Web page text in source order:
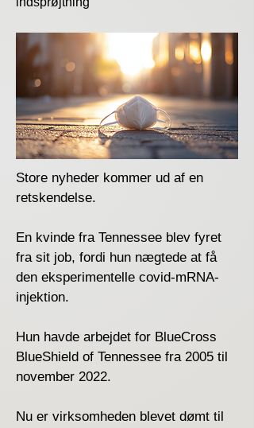
Store nyheder kommer ud af en
retskendelse.
En kvinde fra Tennessee blev fyret
fra sit job, fordi hun nægtede at få
den eksperimentelle covid-mRNA-
injektion.
Hun havde arbejdet for BlueCross
BlueShield of Tennessee fra 2005 til
november 2022.
Nu er virksomheden blevet dømt til